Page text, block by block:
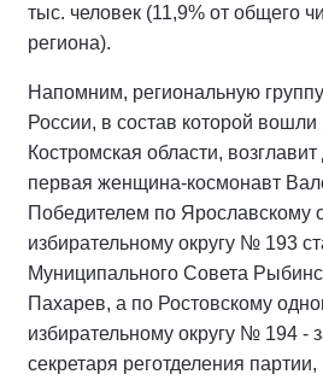
тыс. человек (11,9% от общего
региона).
Напомним, региональную
России, в состав которой
Костромская области,
первая женщина-космонавт
Победителем по Ярославскому
избирательному округу № 193
Муниципального Совета
Пахарев, а по Ростовскому
избирательному округу № 194 -
секретаря реготделения